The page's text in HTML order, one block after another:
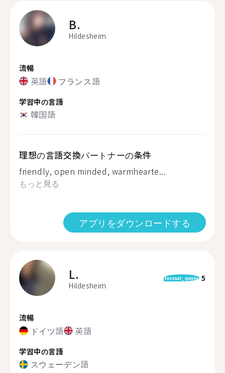
B.
Hildesheim
流暢
英語 フランス語
学習中の言語
韓国語
理想の言語交換パートナーの条件
friendly, open minded, warmhearte...
もっと見る
アプリをダウンロードする
L.
Hildesheim
format_quote 5
流暢
ドイツ語 英語
学習中の言語
スウェーデン語